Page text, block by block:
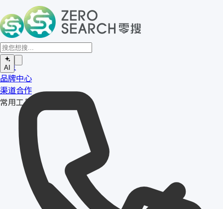
AI
首页
品牌中心
渠道合作
常用工具